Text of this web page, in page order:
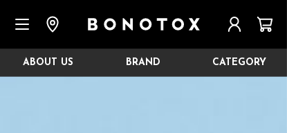
ABOUT US BRAND CATEGORY